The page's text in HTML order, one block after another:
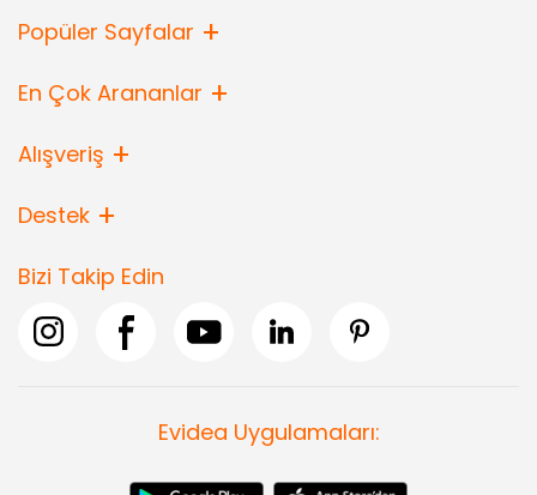
Popüler Sayfalar
En Çok Arananlar
Alışveriş
Destek
Bizi Takip Edin
Evidea Uygulamaları: